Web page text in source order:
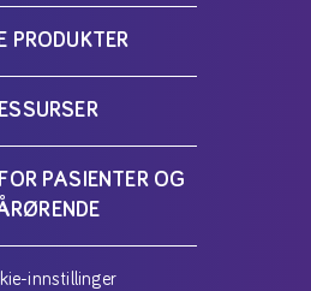
PRODUKTER
PASIENTER OG
innstillinger